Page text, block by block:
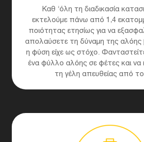
Καθ ‘όλη τη διαδικασία
εκτελούμε πάνω από 1,4
ποιότητας ετησίως για να
απολαύσετε τη δύναμη της
η φύση είχε ως στόχο.
ένα φύλλο αλόης σε φέτες και
τη γέλη απευθείας από